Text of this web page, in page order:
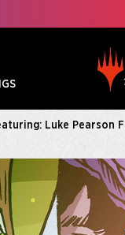
Luke Pearson